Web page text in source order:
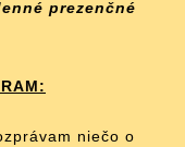
prezenčné
niečo o